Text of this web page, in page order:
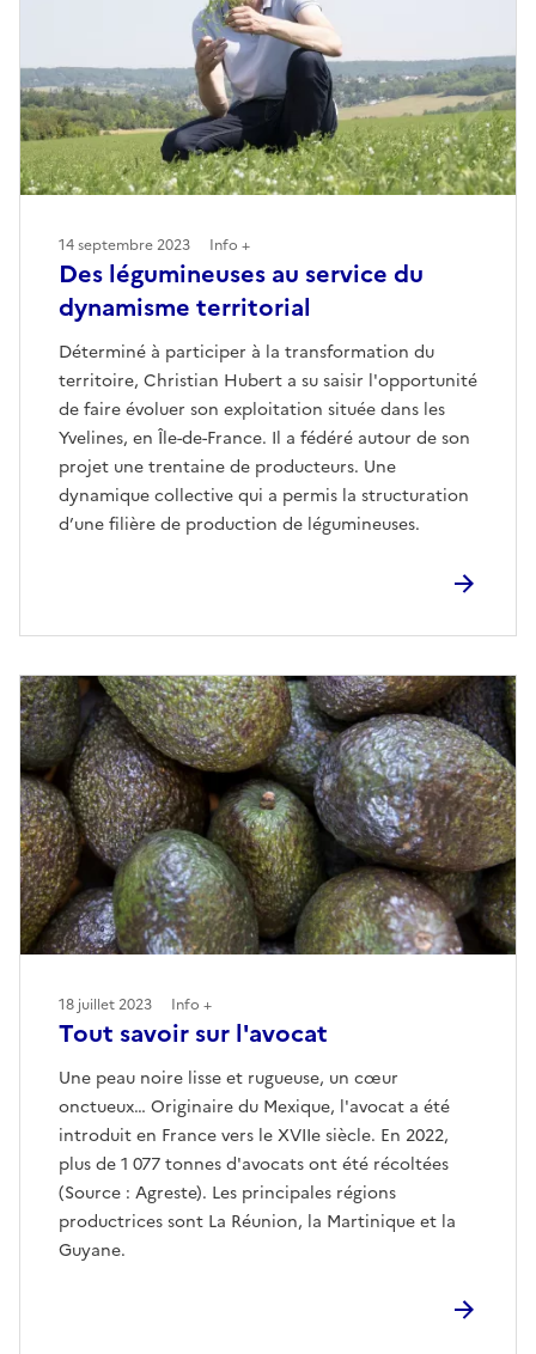
Des légumineuses au service du
dynamisme territorial
Déterminé à participer à la transformation du
territoire, Christian Hubert a su saisir l'opportunité
de faire évoluer son exploitation située dans les
Yvelines, en Île-de-France. Il a fédéré autour de son
projet une trentaine de producteurs. Une
dynamique collective qui a permis la structuration
d’une filière de production de légumineuses.
14 septembre 2023 Info +
Tout savoir sur l'avocat
Une peau noire lisse et rugueuse, un cœur
onctueux… Originaire du Mexique, l'avocat a été
introduit en France vers le XVIIe siècle. En 2022,
plus de 1 077 tonnes d'avocats ont été récoltées
(Source : Agreste). Les principales régions
productrices sont La Réunion, la Martinique et la
Guyane.
18 juillet 2023 Info +